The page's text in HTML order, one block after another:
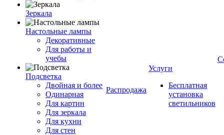
Зеркала
Настольные лампы
Декоративные
Для работы и
учебы
Подсветка
Двойная и более
Одинарная
Для картин
Для зеркала
Для кухни
Для стен
Распродажа
Услуги
Бесплатная
установка
светильников